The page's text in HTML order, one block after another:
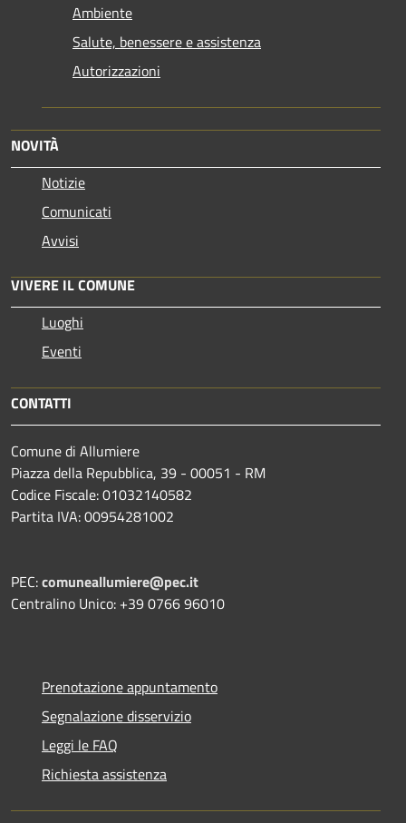
Ambiente
Salute, benessere e assistenza
Autorizzazioni
NOVITÀ
Notizie
Comunicati
Avvisi
VIVERE IL COMUNE
Luoghi
Eventi
CONTATTI
Comune di Allumiere
Piazza della Repubblica, 39 - 00051 - RM
Codice Fiscale: 01032140582
Partita IVA: 00954281002
PEC:comuneallumiere@pec.it
Centralino Unico: +39 0766 96010
Prenotazione appuntamento
Segnalazione disservizio
Leggi le FAQ
Richiesta assistenza